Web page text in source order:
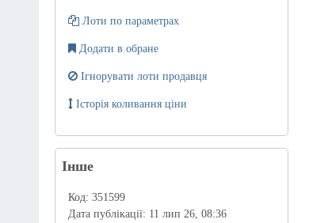
Лоти по параметрах
Додати в обране
Ігнорувати лоти продавця
Історія коливання ціни
Інше
Код: 351599
Дата публікації: 11 лип 26, 08:36